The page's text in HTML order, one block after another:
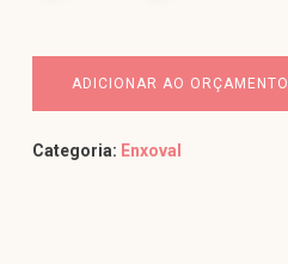
ADICIONAR AO ORÇAMENTO
Categoria: Enxoval